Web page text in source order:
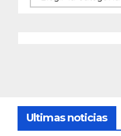
Ultimas noticias